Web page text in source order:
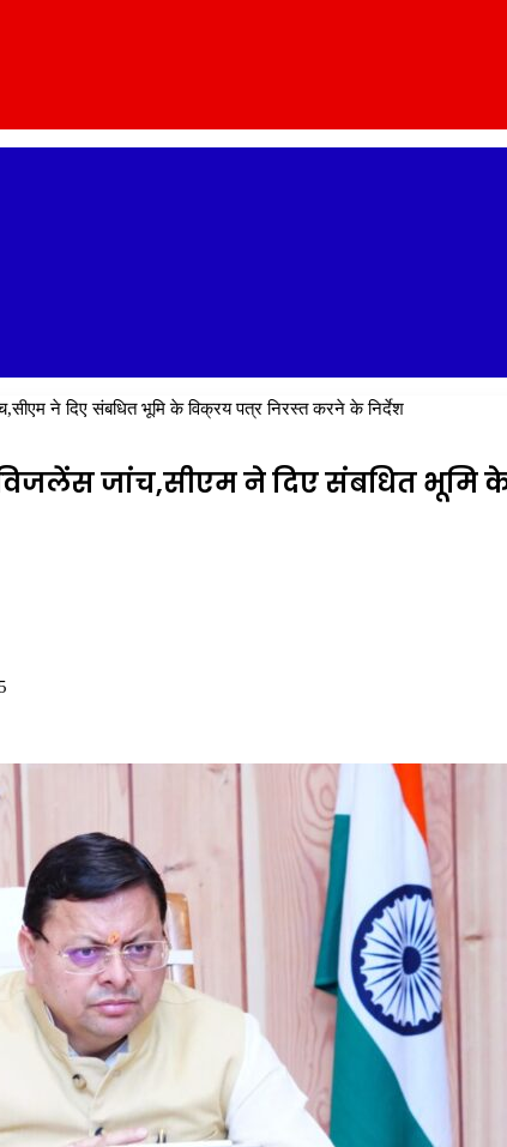
ने दिए संबधित भूमि के विक्रय पत्र निरस्त करने के निर्देश
विजलेंस जांच,सीएम ने दिए संबधित भूमि